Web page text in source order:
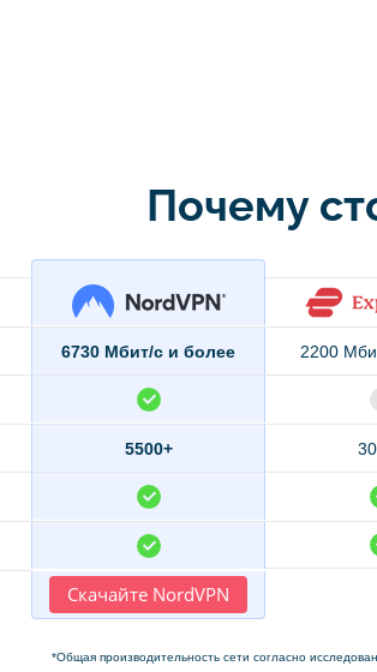
Почему
6730 Мбит/с и более 2200
5500+
Скачайте NordVPN
*Общая производительность сети согласно